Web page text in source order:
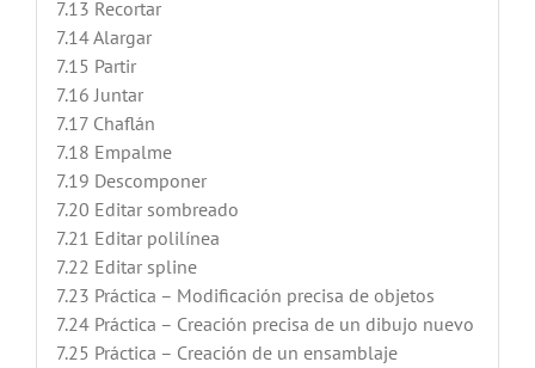
7.13 Recortar
7.14 Alargar
7.15 Partir
7.16 Juntar
7.17 Chaflán
7.18 Empalme
7.19 Descomponer
7.20 Editar sombreado
7.21 Editar polilínea
7.22 Editar spline
7.23 Práctica – Modificación precisa de objetos
7.24 Práctica – Creación precisa de un dibujo nuevo
7.25 Práctica – Creación de un ensamblaje